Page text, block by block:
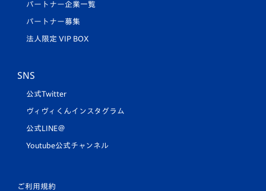
パートナー企業一覧
パートナー募集
法人限定 VIP BOX
SNS
公式Twitter
ヴィヴィくんインスタグラム
公式LINE＠
Youtube公式チャンネル
ご利用規約